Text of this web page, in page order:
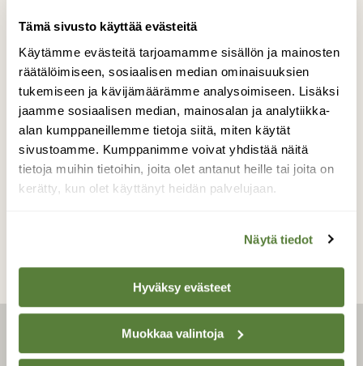
Tämä sivusto käyttää evästeitä
Käytämme evästeitä tarjoamamme sisällön ja mainosten
räätälöimiseen, sosiaalisen median ominaisuuksien
tukemiseen ja kävijämäärämme analysoimiseen. Lisäksi
jaamme sosiaalisen median, mainosalan ja analytiikka-
alan kumppaneillemme tietoja siitä, miten käytät
sivustoamme. Kumppanimme voivat yhdistää näitä
tietoja muihin tietoihin, joita olet antanut heille tai joita on
kerätty, kun olet käyttänyt heidän palvelujaan.
Näytä tiedot
Hyväksy evästeet
Muokkaa valintoja
KASVIT
Video: lahokaviosammal
vaatii pitkälle lahonnutta
puuta ja kostean pienilmaston
LEHTI